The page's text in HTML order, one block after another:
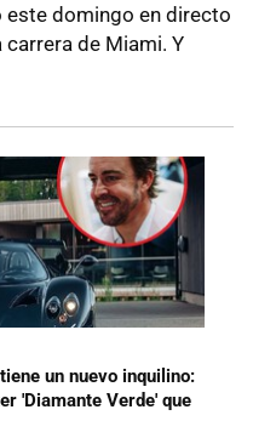
este domingo en directo
carrera de Miami. Y
un nuevo inquilino:
'Diamante Verde' que